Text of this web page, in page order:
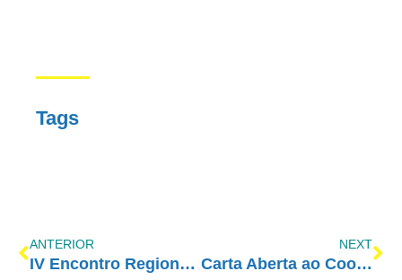
Tags
ANTERIOR
IV Encontro Regional de Gravataí
NEXT
Carta Aberta ao Coordenador de Saúde Mental do Ministério da Saúde